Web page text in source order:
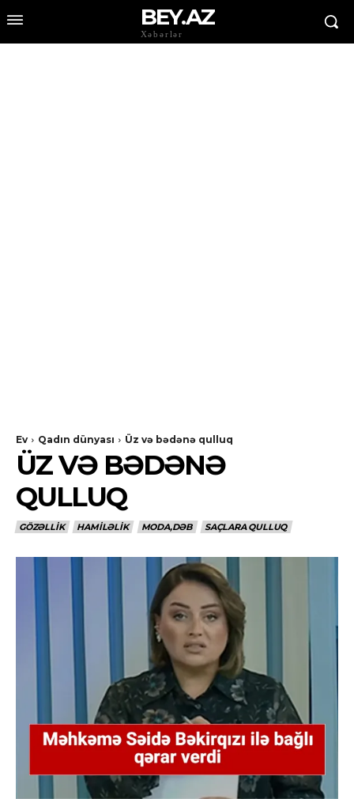
BEY.AZ
Xəbərlər
Ev Qadın dünyası Üz və bədənə qulluq
ÜZ VƏ BƏDƏNƏ
QULLUQ
GÖZƏLLIK HAMILƏLIK MODA,DƏB SAÇLARA QULLUQ